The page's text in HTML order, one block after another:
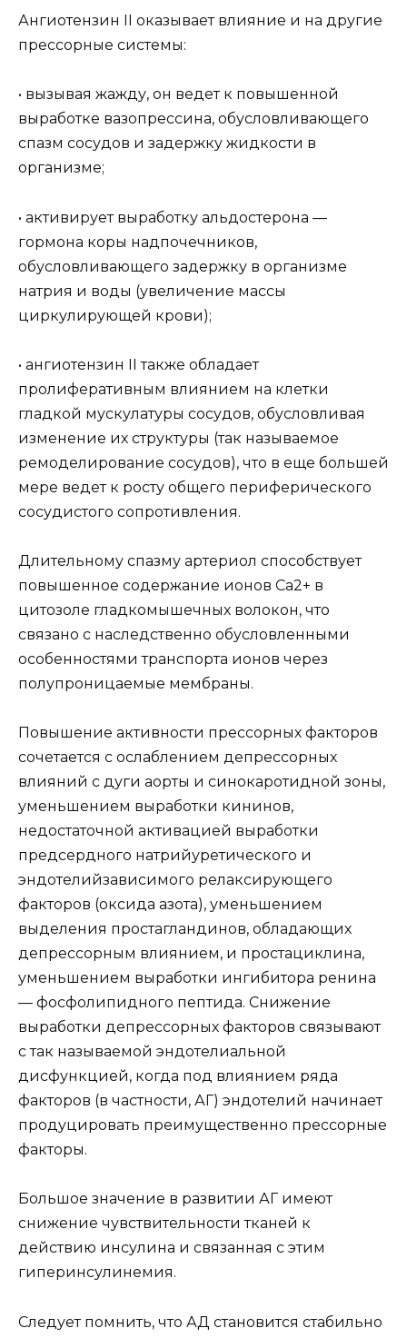
Ангиотензин II оказывает влияние и на другие
прессорные системы:
• вызывая жажду, он ведет к повышенной
выработке вазопрессина, обусловливающего
спазм сосудов и задержку жидкости в
организме;
• активирует выработку альдостерона —
гормона коры надпочечников,
обусловливающего задержку в организме
натрия и воды (увеличение массы
циркулирующей крови);
• ангиотензин II также обладает
пролиферативным влиянием на клетки
гладкой мускулатуры сосудов, обусловливая
изменение их структуры (так называемое
ремоделирование сосудов), что в еще большей
мере ведет к росту общего периферического
сосудистого сопротивления.
Длительному спазму артериол способствует
повышенное содержание ионов Са2+ в
цитозоле гладкомышечных волокон, что
связано с наследственно обусловленными
особенностями транспорта ионов через
полупроницаемые мембраны.
Повышение активности прессорных факторов
сочетается с ослаблением депрессорных
влияний с дуги аорты и синокаротидной зоны,
уменьшением выработки кининов,
недостаточной активацией выработки
предсердного натрийуретического и
эндотелийзависимого релаксирующего
факторов (оксида азота), уменьшением
выделения простагландинов, обладающих
депрессорным влиянием, и простациклина,
уменьшением выработки ингибитора ренина
— фосфолипидного пептида. Снижение
выработки депрессорных факторов связывают
с так называемой эндотелиальной
дисфункцией, когда под влиянием ряда
факторов (в частности, АГ) эндотелий начинает
продуцировать преимущественно прессорные
факторы.
Большое значение в развитии АГ имеют
снижение чувствительности тканей к
действию инсулина и связанная с этим
гиперинсулинемия.
Следует помнить, что АД становится стабильно